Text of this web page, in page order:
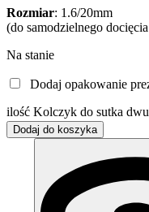
Rozmiar: 1.6/20mm
(do samodzielnego
Na stanie
Dodaj opakowanie
ilość Kolczyk do sutka
Dodaj do koszyka